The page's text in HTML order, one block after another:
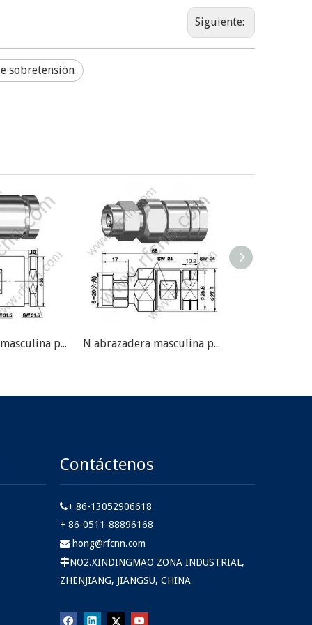
Siguiente:
sobretensión
N Abrazadera masculina para conector de RF de cable flexible de 7/8 " N abrazadera masculina para el conector RF de cable flexible de 1/2 "
Contáctenos
+ 86-13052906618
+ 86-0511-88896168
 hong@rfcnn.com
NO2.XINDINGMAO ZONA INDUSTRIAL,
ZHENJIANG, JIANGSU, CHINA